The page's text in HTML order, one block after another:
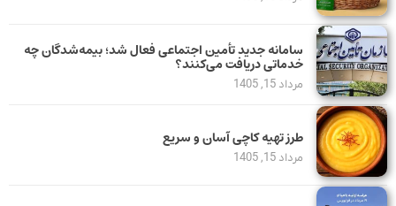
سامانه جدید تأمین اجتماعی فعال شد؛ بیمه‌شدگان چه
خدماتی دریافت می‌کنند؟
مرداد 15, 1405
طرز تهیه کاچی آسان و سریع
مرداد 15, 1405